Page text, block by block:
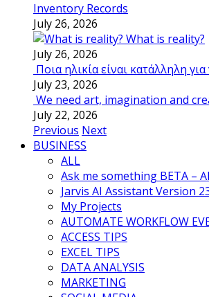
Inventory Records
July 26, 2026
What is reality?
July 26, 2026
Ποια ηλικία είναι κατάλληλη
July 23, 2026
We need art, imagination and
July 22, 2026
Previous Next
BUSINESS
ALL
Ask me something BETA –
Jarvis AI Assistant Version
My Projects
AUTOMATE WORKFLOW
ACCESS TIPS
EXCEL TIPS
DATA ANALYSIS
MARKETING